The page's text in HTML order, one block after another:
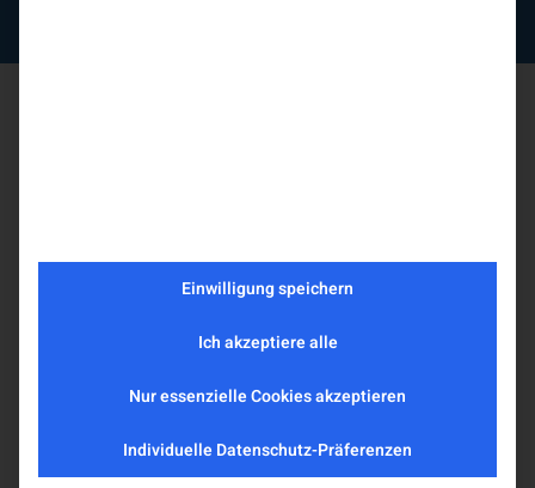
Einwilligung speichern
Ich akzeptiere alle
Nur essenzielle Cookies akzeptieren
Individuelle Datenschutz-Präferenzen